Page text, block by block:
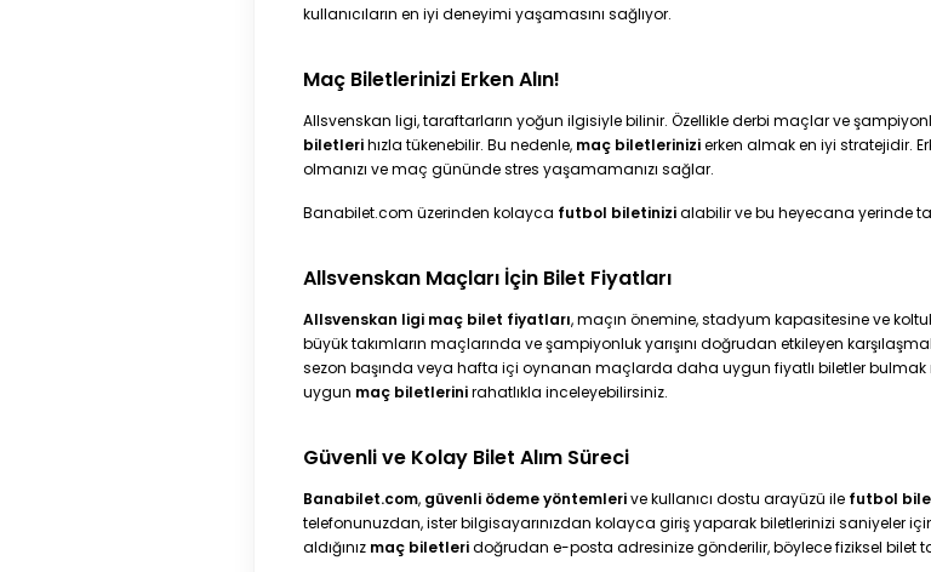
kullanıcıların en iyi deneyimi yaşamasını sağlıyor.
Maç Biletlerinizi Erken Alın!
Allsvenskan ligi, taraftarların yoğun ilgisiyle bilinir. Özellikle derbi maçlar ve
biletlerihızla tükenebilir. Bu nedenle, maç biletlerinizierken almak en iyi stratejidir.
olmanızı ve maç gününde stres yaşamamanızı sağlar.
Banabilet.com üzerinden kolayca futbol biletinizialabilir ve bu heyecana yerinde
Allsvenskan Maçları İçin Bilet Fiyatları
Allsvenskan ligi maç bilet fiyatları, maçın önemine, stadyum kapasitesine ve
büyük takımların maçlarında ve şampiyonluk yarışını doğrudan etkileyen
sezon başında veya hafta içi oynanan maçlarda daha uygun fiyatlı biletler
uygun maç biletlerinirahatlıkla inceleyebilirsiniz.
Güvenli ve Kolay Bilet Alım Süreci
Banabilet.com, güvenli ödeme yöntemlerive kullanıcı dostu arayüzü ile futbol
telefonunuzdan, ister bilgisayarınızdan kolayca giriş yaparak biletlerinizi saniyeler
aldığınız maç biletleridoğrudan e-posta adresinize gönderilir, böylece fiziksel bilet